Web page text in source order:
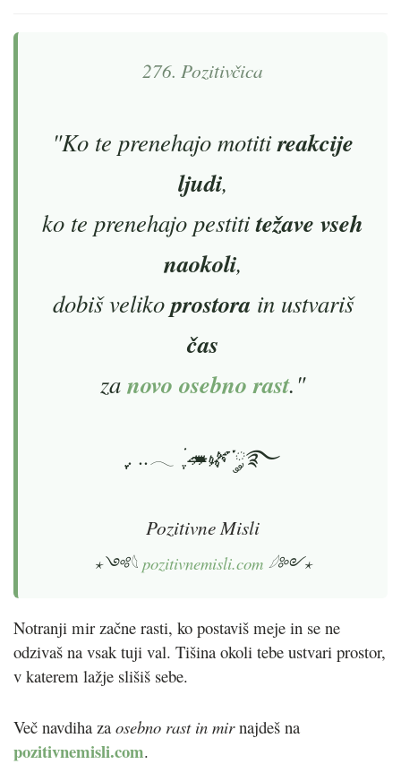
276. Pozitivčica
"Ko te prenehajo motitireakcije
ljudi,
ko te prenehajo pestititežave vseh
naokoli,
dobiš velikoprostora in ustvariš
čas
zanovo osebno rast."
ִֶָ. ..𓂃 ࣪ ִֶ️🦔🌿་༘࿐
Pozitivne Misli
⋆༺𓆩 pozitivnemisli.com 𓆪༻⋆
Notranji mir začne rasti, ko postaviš meje in se ne
odzivaš na vsak tuji val. Tišina okoli tebe ustvari prostor,
v katerem lažje slišiš sebe.
Več navdiha za osebno rast in mirnajdeš na
pozitivnemisli.com.